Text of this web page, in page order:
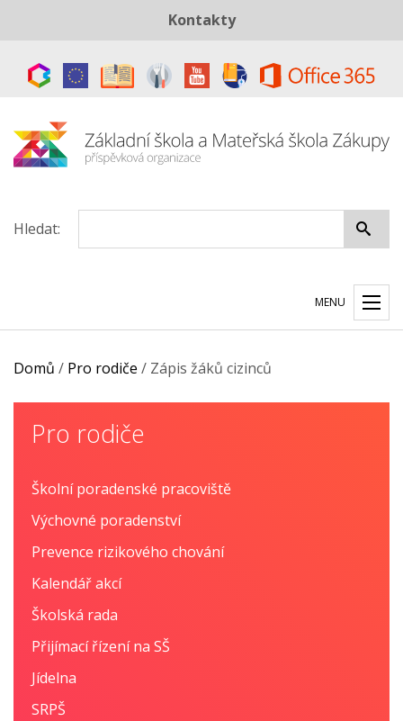
Kontakty
Datová schránka:ye8cp64
Hledat:
MENU
Domů / Pro rodiče / Zápis žáků cizinců
Pro rodiče
Školní poradenské pracoviště
Výchovné poradenství
Prevence rizikového chování
Kalendář akcí
Školská rada
Přijímací řízení na SŠ
Jídelna
SRPŠ